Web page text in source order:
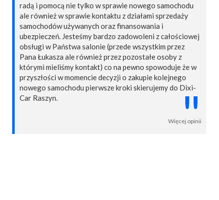
radą i pomocą nie tylko w sprawie nowego samochodu
ale również w sprawie kontaktu z działami sprzedaży
samochodów używanych oraz finansowania i
ubezpieczeń. Jesteśmy bardzo zadowoleni z całościowej
obsługi w Państwa salonie (przede wszystkim przez
Pana Łukasza ale również przez pozostałe osoby z
którymi mieliśmy kontakt) co na pewno spowoduje że w
przyszłości w momencie decyzji o zakupie kolejnego
nowego samochodu pierwsze kroki skierujemy do Dixi-
Car Raszyn.
"
Więcej opinii